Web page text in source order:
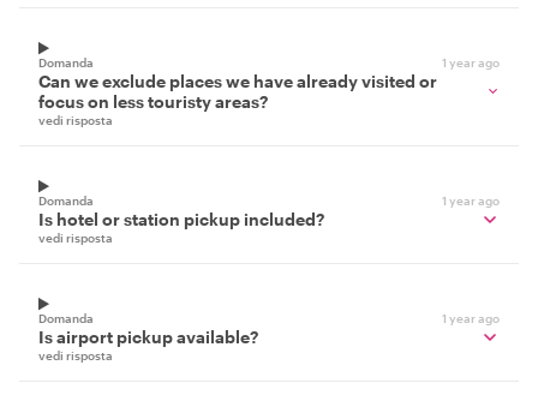
Domanda 1 year ago
Can we exclude places we have already visited or
focus on less touristy areas?
vedi risposta
Domanda 1 year ago
Is hotel or station pickup included?
vedi risposta
Domanda 1 year ago
Is airport pickup available?
vedi risposta